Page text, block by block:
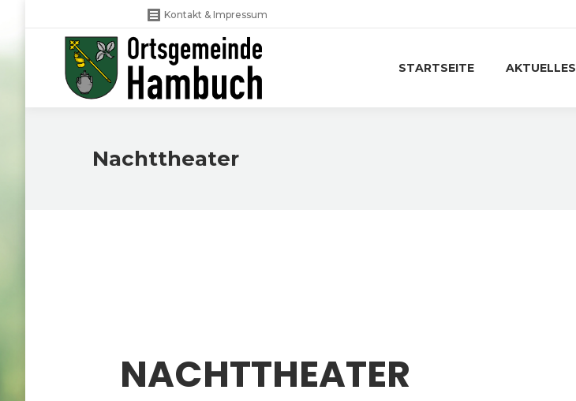
Kontakt & Impressum
STARTSEITE AKTUELLES
Nachttheater
NACHTTHEATER